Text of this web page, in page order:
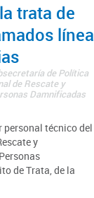
trata de
línea
de Política
de Rescate y
Damnificadas
técnico del
y
de Trata, de la